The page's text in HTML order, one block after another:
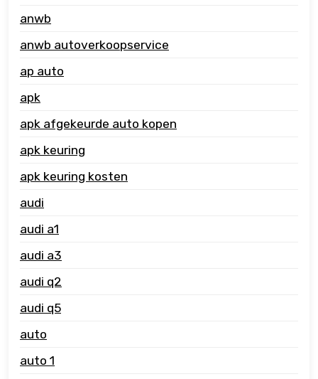
anwb
anwb autoverkoopservice
ap auto
apk
apk afgekeurde auto kopen
apk keuring
apk keuring kosten
audi
audi a1
audi a3
audi q2
audi q5
auto
auto 1